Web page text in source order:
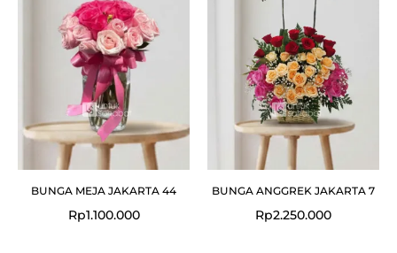
BUNGA MEJA JAKARTA 44
Rp1.100.000
BUNGA ANGGREK JAKARTA 7
Rp2.250.000